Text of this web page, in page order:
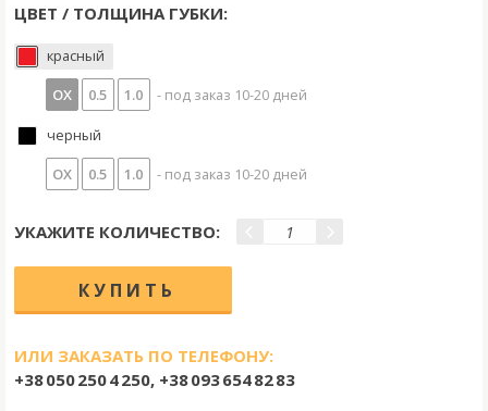
ЦВЕТ / ТОЛЩИНА ГУБКИ:
красный
OX
0.5 1.0 - под заказ 10-20 дней
черный
OX
0.5 1.0 - под заказ 10-20 дней
УКАЖИТЕ КОЛИЧЕСТВО:
ИЛИ ЗАКАЗАТЬ ПО ТЕЛЕФОНУ:
+38 050 250 4 250, +38 093 654 82 83